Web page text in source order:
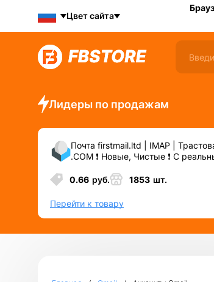
Цвет сайта
Лидеры по продажам
Почта firstmail.ltd | IMAP |
.COM ❗️ Новые, Чистые ❗️ С
прочих сервисов\соц.сетей.
0.66 руб. 1853 шт.
Перейти к товару